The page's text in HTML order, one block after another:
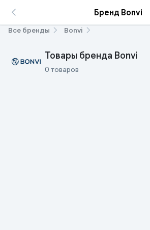
Бренд Bonvi
Все бренды Bonvi
Товары бренда Bonvi
0 товаров